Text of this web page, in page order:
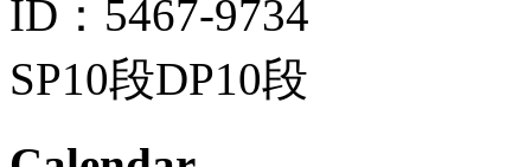
ID：5467-9734
SP10段DP10段